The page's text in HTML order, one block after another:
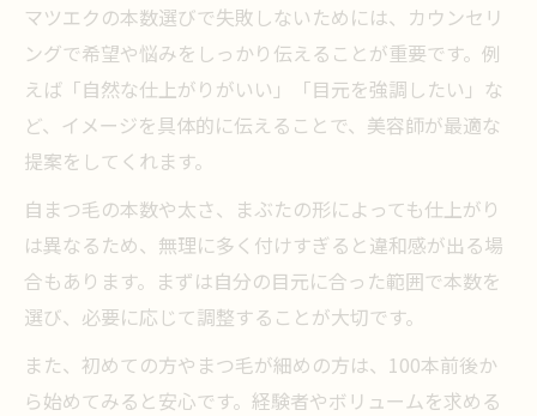
マツエクの本数選びで失敗しないためには、カウンセリ
ングで希望や悩みをしっかり伝えることが重要です。例
えば「自然な仕上がりがいい」「目元を強調したい」な
ど、イメージを具体的に伝えることで、美容師が最適な
提案をしてくれます。
自まつ毛の本数や太さ、まぶたの形によっても仕上がり
は異なるため、無理に多く付けすぎると違和感が出る場
合もあります。まずは自分の目元に合った範囲で本数を
選び、必要に応じて調整することが大切です。
また、初めての方やまつ毛が細めの方は、100本前後か
ら始めてみると安心です。経験者やボリュームを求める